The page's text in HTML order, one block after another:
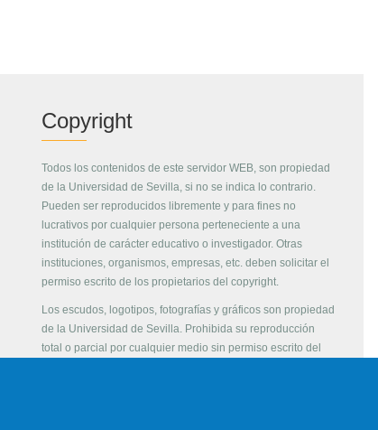
Copyright
Todos los contenidos de este servidor WEB, son propiedad
de la Universidad de Sevilla, si no se indica lo contrario.
Pueden ser reproducidos libremente y para fines no
lucrativos por cualquier persona perteneciente a una
institución de carácter educativo o investigador. Otras
instituciones, organismos, empresas, etc. deben solicitar el
permiso escrito de los propietarios del copyright.
Los escudos, logotipos, fotografías y gráficos son propiedad
de la Universidad de Sevilla. Prohibida su reproducción
total o parcial por cualquier medio sin permiso escrito del